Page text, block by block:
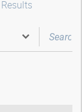
Results